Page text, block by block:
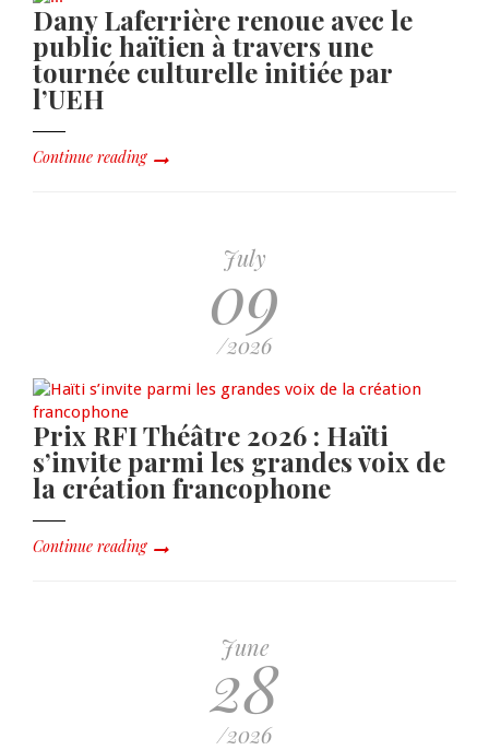
Dany Laferrière renoue avec le
public haïtien à travers une
tournée culturelle initiée par
l’UEH
Continue reading
July
09
/2026
Prix RFI Théâtre 2026 : Haïti
s’invite parmi les grandes voix de
la création francophone
Continue reading
June
28
/2026